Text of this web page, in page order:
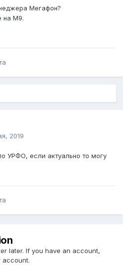
Мегафон?
на М9.
2019
УРФО, если актуально то могу
later. If you have an account,
account.